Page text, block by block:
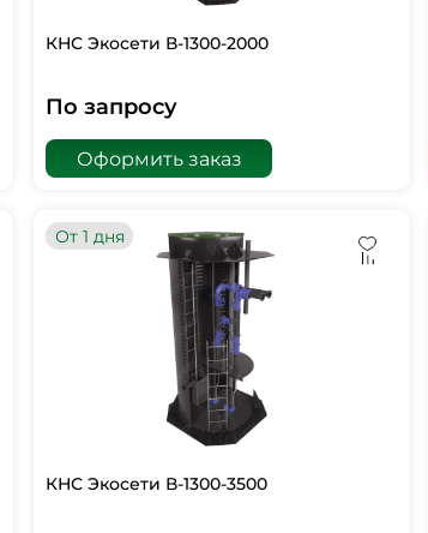
КНС Экосети В-1300-2000
По запросу
Оформить заказ
От 1 дня
КНС Экосети В-1300-3500